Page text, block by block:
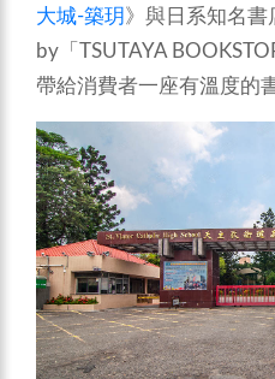
大城-築玥 》與日系知名書
by「TSUTAYA
帶給消費者一座有溫度的